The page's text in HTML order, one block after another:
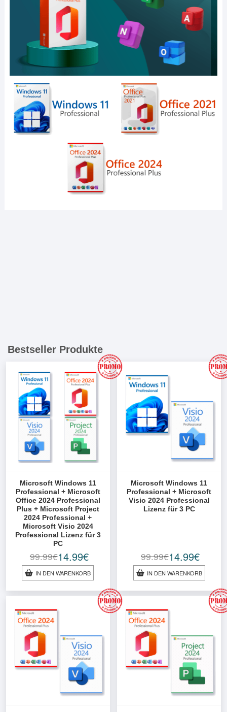
Bestseller Produkte
Microsoft Windows 11
Professional + Microsoft
Office 2024 Professional
Plus + Microsoft Project
2024 Professional +
Microsoft Visio 2024
Professional Lizenz für 3
PC
99.99€
Ursprünglicher
Preis
war:
99.99€
14.99€
Aktueller
Preis
ist:
14.99€.
IN DEN WARENKORB
Microsoft Windows 11
Professional + Microsoft
Visio 2024 Professional
Lizenz für 3 PC
99.99€
Ursprünglicher
Preis
war:
99.99€
14.99€
Aktueller
Preis
ist:
14.99€.
IN DEN WARENKORB